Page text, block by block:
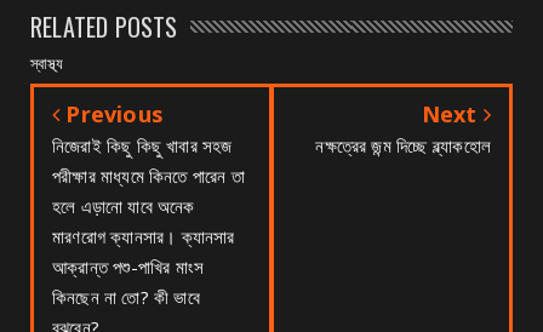
RELATED POSTS
স্বাস্থ্য
Previous
নিজেরাই কিছু কিছু খাবার সহজ
পরীক্ষার মাধ্যমে কিনতে পারেন তা
হলে এড়ানো যাবে অনেক
মারণরোগ ক্যানসার। ক্যানসার
আক্রান্ত পশু-পাখির মাংস
কিনছেন না তো? কী ভাবে
বুঝবেন?
Next
নক্ষত্রের জন্ম দিচ্ছে ব্ল্যাকহোল